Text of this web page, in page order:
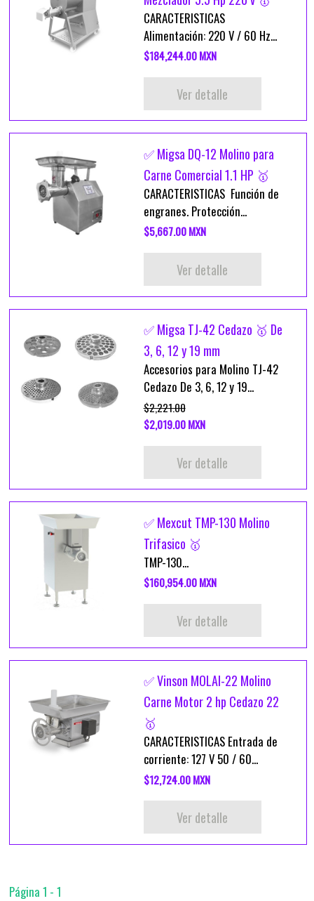
CARACTERISTICAS
Alimentación: 220 V / 60 Hz...
$184,244.00 MXN
Ver detalle
✅ Migsa DQ-12 Molino para
Carne Comercial 1.1 HP 🥇
CARACTERISTICAS Función de
engranes. Protección...
$5,667.00 MXN
Ver detalle
✅ Migsa TJ-42 Cedazo 🥇 De
3, 6, 12 y 19 mm
Accesorios para Molino TJ-42
Cedazo De 3, 6, 12 y 19...
$2,221.00
$2,019.00 MXN
Ver detalle
✅ Mexcut TMP-130 Molino
Trifasico 🥇
TMP-130...
$160,954.00 MXN
Ver detalle
✅ Vinson MOLAI-22 Molino
Carne Motor 2 hp Cedazo 22
🥇
CARACTERISTICAS Entrada de
corriente: 127 V 50 / 60...
$12,724.00 MXN
Ver detalle
Página 1 - 1